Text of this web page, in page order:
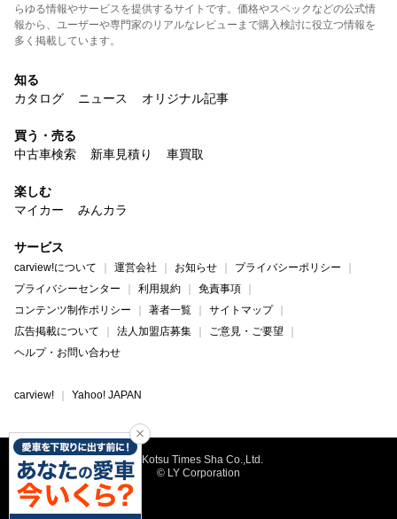
らゆる情報やサービスを提供するサイトです。価格やスペックなどの公式情
報から、ユーザーや専門家のリアルなレビューまで購入検討に役立つ情報を
多く掲載しています。
知る
カタログ
ニュース オリジナル記事
買う・売る
中古車検索
新車見積り 車買取
楽しむ
マイカー
みんカラ
サービス
carview!について 運営会社 お知らせ
プライバシーポリシー
プライバシーセンター
利用規約
免責事項
コンテンツ制作ポリシー
著者一覧
サイトマップ
広告掲載について
法人加盟店募集
ご意見・ご要望
ヘルプ・お問い合わせ
carview! Yahoo! JAPAN
©Kotsu Times Sha Co.,Ltd.
© LY Corporation